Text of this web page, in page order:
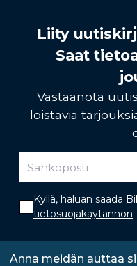
Liity
Saat
Vastaanota
loistavia
Kyllä, haluan saada
tietosuojakäytännön.
Anna meidän auttaa